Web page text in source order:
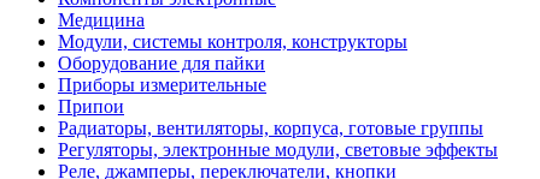
Медицина
Модули, системы контроля, конструкторы
Оборудование для пайки
Приборы измерительные
Припои
Радиаторы, вентиляторы, корпуса, готовые группы
Регуляторы, электронные модули, световые эффекты
Реле, джамперы, переключатели, кнопки